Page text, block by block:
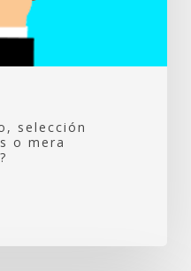
selección
o mera